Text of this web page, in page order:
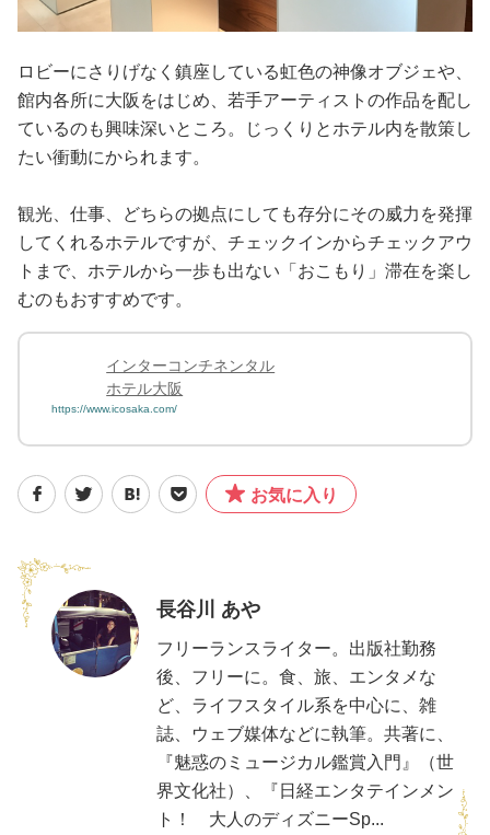
ロビーにさりげなく鎮座している虹色の神像オブジェや、
館内各所に大阪をはじめ、若手アーティストの作品を配し
ているのも興味深いところ。じっくりとホテル内を散策し
たい衝動にかられます。
観光、仕事、どちらの拠点にしても存分にその威力を発揮
してくれるホテルですが、チェックインからチェックアウ
トまで、ホテルから一歩も出ない「おこもり」滞在を楽し
むのもおすすめです。
インターコンチネンタル
ホテル大阪
https://www.icosaka.com/
お気に入り
長谷川 あや
フリーランスライター。出版社勤務
後、フリーに。食、旅、エンタメな
ど、ライフスタイル系を中心に、雑
誌、ウェブ媒体などに執筆。共著に、
『魅惑のミュージカル鑑賞入門』（世
界文化社）、『日経エンタテインメン
ト！ 大人のディズニーSp...